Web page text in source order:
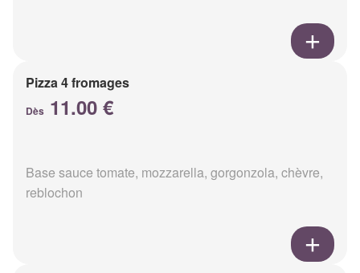
Pizza 4 fromages
Dès 11.00 €
Base sauce tomate, mozzarella, gorgonzola, chèvre,
reblochon